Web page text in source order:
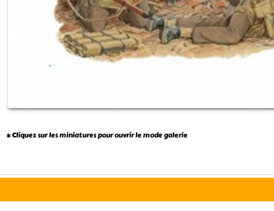
* Cliquez sur les miniatures pour ouvrir le mode galerie